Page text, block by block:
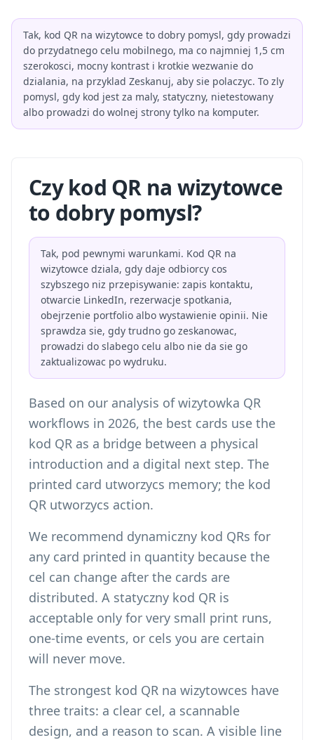
Tak, kod QR na wizytowce to dobry pomysl, gdy prowadzi
do przydatnego celu mobilnego, ma co najmniej 1,5 cm
szerokosci, mocny kontrast i krotkie wezwanie do
dzialania, na przyklad Zeskanuj, aby sie polaczyc. To zly
pomysl, gdy kod jest za maly, statyczny, nietestowany
albo prowadzi do wolnej strony tylko na komputer.
Czy kod QR na wizytowce
to dobry pomysl?
Tak, pod pewnymi warunkami. Kod QR na
wizytowce dziala, gdy daje odbiorcy cos
szybszego niz przepisywanie: zapis kontaktu,
otwarcie LinkedIn, rezerwacje spotkania,
obejrzenie portfolio albo wystawienie opinii. Nie
sprawdza sie, gdy trudno go zeskanowac,
prowadzi do slabego celu albo nie da sie go
zaktualizowac po wydruku.
Based on our analysis of wizytowka QR
workflows in 2026, the best cards use the
kod QR as a bridge between a physical
introduction and a digital next step. The
printed card utworzycs memory; the kod
QR utworzycs action.
We recommend dynamiczny kod QRs for
any card printed in quantity because the
cel can change after the cards are
distributed. A statyczny kod QR is
acceptable only for very small print runs,
one-time events, or cels you are certain
will never move.
The strongest kod QR na wizytowces have
three traits: a clear cel, a scannable
design, and a reason to scan. A visible line